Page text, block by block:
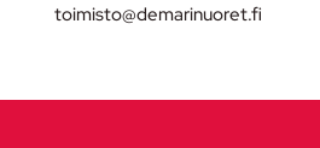
toimisto@demarinuoret.fi